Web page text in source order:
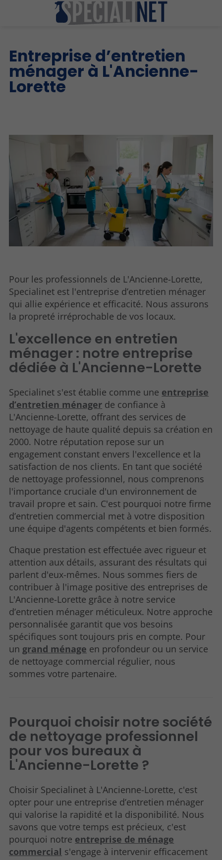
Entreprise d’entretien
ménager à L'Ancienne-
Lorette
Pour les professionnels de L'Ancienne-Lorette,
Specialinet est l'entreprise d’entretien ménager
qui allie expérience et efficacité. Nous assurons
la propreté irréprochable de vos locaux.
L'excellence en entretien
ménager : notre entreprise
dédiée à L'Ancienne-Lorette
Specialinet s'est établie comme une entreprise
d’entretien ménager de confiance à
L'Ancienne-Lorette, offrant des services de
nettoyage de haute qualité depuis sa création en
2000. Notre réputation repose sur un
engagement constant envers l'excellence et la
satisfaction de nos clients. En tant que société
de nettoyage professionnel, nous comprenons
l'importance cruciale d'un environnement de
travail propre et sain. C'est pourquoi notre firme
d’entretien commercial met à votre disposition
une équipe d'agents compétents et bien formés.
Chaque prestation est effectuée avec rigueur et
attention aux détails, assurant des résultats qui
parlent d'eux-mêmes. Nous sommes fiers de
contribuer à l'image positive des entreprises de
L'Ancienne-Lorette grâce à notre service
d’entretien ménager méticuleux. Notre approche
personnalisée garantit que vos besoins
spécifiques sont toujours pris en compte. Pour
un grand ménage en profondeur ou un service
de nettoyage commercial régulier, nous
sommes votre partenaire.
Pourquoi choisir notre société
de nettoyage professionnel
pour vos bureaux à
L'Ancienne-Lorette ?
Choisir Specialinet à L'Ancienne-Lorette, c'est
opter pour une entreprise d’entretien ménager
qui valorise la rapidité et la disponibilité. Nous
savons que votre temps est précieux, c'est
pourquoi notre entreprise de ménage
commercial s'engage à intervenir efficacement